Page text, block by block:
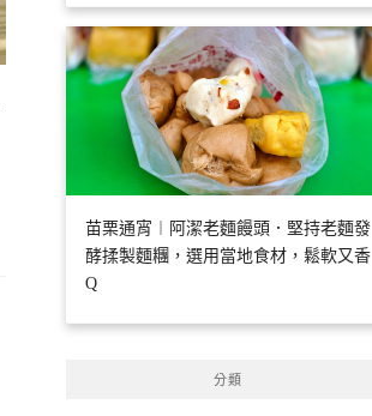
苗栗通宵︱阿潔老麵饅頭．堅持老麵發
酵揉製麵糰，選用當地食材，鬆軟又香
Q
分類